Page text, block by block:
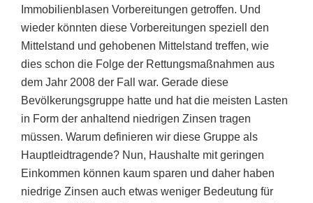
Immobilienblasen Vorbereitungen getroffen. Und
wieder könnten diese Vorbereitungen speziell den
Mittelstand und gehobenen Mittelstand treffen, wie
dies schon die Folge der Rettungsmaßnahmen aus
dem Jahr 2008 der Fall war. Gerade diese
Bevölkerungsgruppe hatte und hat die meisten Lasten
in Form der anhaltend niedrigen Zinsen tragen
müssen. Warum definieren wir diese Gruppe als
Hauptleidtragende? Nun, Haushalte mit geringen
Einkommen können kaum sparen und daher haben
niedrige Zinsen auch etwas weniger Bedeutung für